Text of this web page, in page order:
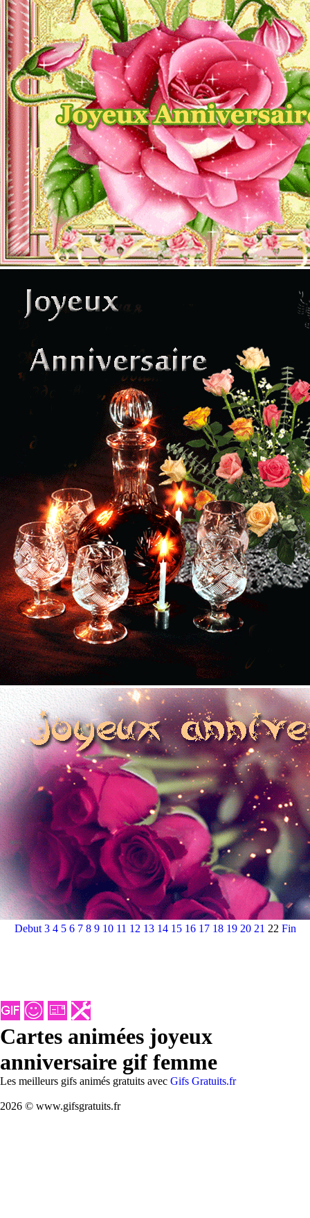
Debut 3 4 5 6 7 8 9 10 11 12 13 14 15 16 17 18 19 20 21 22 Fin
Cartes animées joyeux
anniversaire gif femme
Les meilleurs gifs animés gratuits avec Gifs Gratuits.fr
2026 © www.gifsgratuits.fr